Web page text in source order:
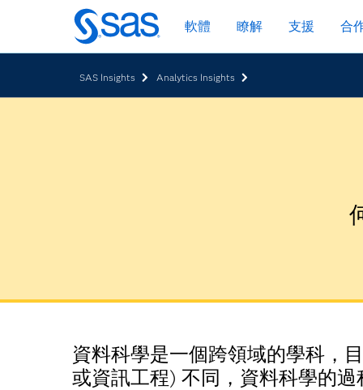
跳
至
軟體 瞭解 支援 合
SAS Insights Analytics Insights
資料科學是一個跨領域的學科，
或資訊工程) 不同，資料科學的